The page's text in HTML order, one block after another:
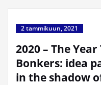
2 tammikuun, 2021
2020 – The
Bonkers: idea
in the shadow